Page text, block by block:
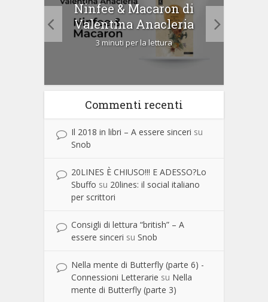
Ninfee & Macaron di
Valentina Anacleria
3 minuti per la lettura
Commenti recenti
Il 2018 in libri – A essere sinceri su
Snob
20LINES È CHIUSO!!! E ADESSO?Lo
Sbuffo su 20lines: il social italiano
per scrittori
Consigli di lettura “british” – A
essere sinceri su Snob
Nella mente di Butterfly (parte 6) -
Connessioni Letterarie su Nella
mente di Butterfly (parte 3)